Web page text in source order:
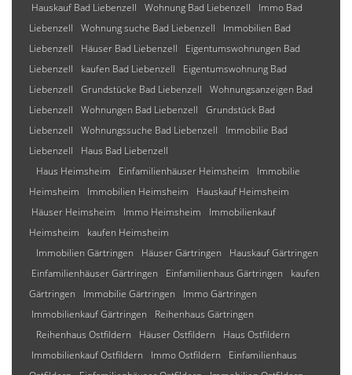
Hauskauf Bad Liebenzell
Wohnung Bad Liebenzell
Immo Bad
Liebenzell
Wohnung suche Bad Liebenzell
Immobilien Bad
Liebenzell
Häuser Bad Liebenzell
Eigentumswohnungen Bad
Liebenzell
kaufen Bad Liebenzell
Eigentumswohnung Bad
Liebenzell
Grundstücke Bad Liebenzell
Wohnungsanzeigen Bad
Liebenzell
Wohnungen Bad Liebenzell
Grundstück Bad
Liebenzell
Wohnungssuche Bad Liebenzell
Immobilie Bad
Liebenzell
Haus Bad Liebenzell
Haus Heimsheim
Einfamilienhäuser Heimsheim
Immobilie
Heimsheim
Immobilien Heimsheim
Hauskauf Heimsheim
Häuser Heimsheim
Immo Heimsheim
Immobilienkauf
Heimsheim
kaufen Heimsheim
Immobilien Gärtringen
Häuser Gärtringen
Hauskauf Gärtringen
Einfamilienhäuser Gärtringen
Einfamilienhaus Gärtringen
kaufen
Gärtringen
Immobilie Gärtringen
Immo Gärtringen
Immobilienkauf Gärtringen
Reihenhaus Gärtringen
Reihenhaus Ostfildern
Häuser Ostfildern
Haus Ostfildern
Immobilienkauf Ostfildern
Immo Ostfildern
Einfamilienhaus